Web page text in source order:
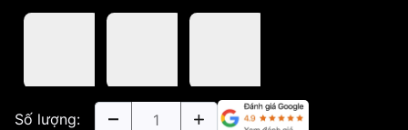
Số lượng: